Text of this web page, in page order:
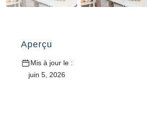
Aperçu
Mis à jour le :
juin 5, 2026